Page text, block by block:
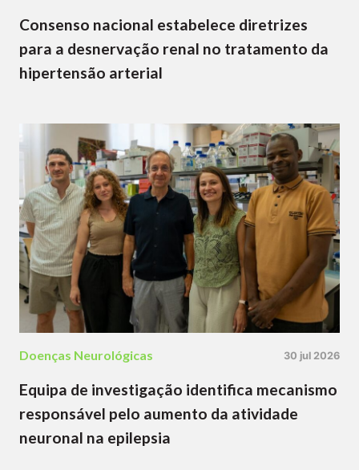
Consenso nacional estabelece diretrizes
para a desnervação renal no tratamento da
hipertensão arterial
Doenças Neurológicas 30 jul 2026
Equipa de investigação identifica mecanismo
responsável pelo aumento da atividade
neuronal na epilepsia